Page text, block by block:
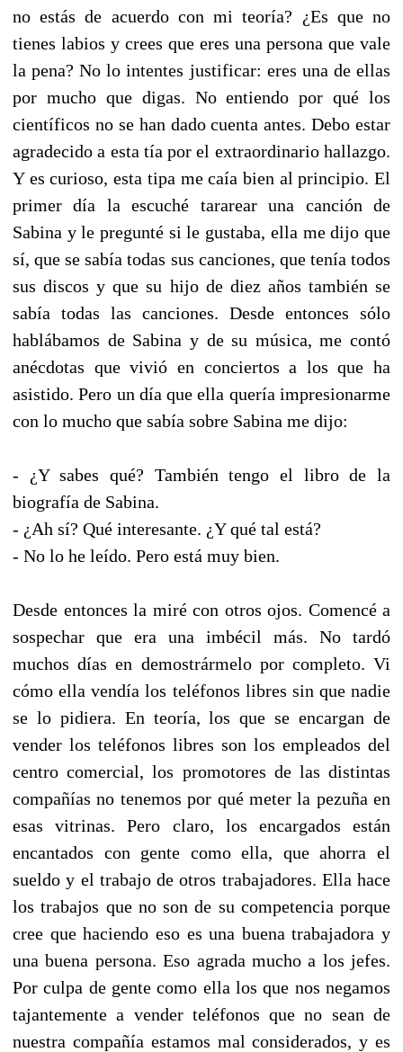
no estás de acuerdo con mi teoría? ¿Es que no
tienes labios y crees que eres una persona que vale
la pena? No lo intentes justificar: eres una de ellas
por mucho que digas. No entiendo por qué los
científicos no se han dado cuenta antes. Debo estar
agradecido a esta tía por el extraordinario hallazgo.
Y es curioso, esta tipa me caía bien al principio. El
primer día la escuché tararear una canción de
Sabina y le pregunté si le gustaba, ella me dijo que
sí, que se sabía todas sus canciones, que tenía todos
sus discos y que su hijo de diez años también se
sabía todas las canciones. Desde entonces sólo
hablábamos de Sabina y de su música, me contó
anécdotas que vivió en conciertos a los que ha
asistido. Pero un día que ella quería impresionarme
con lo mucho que sabía sobre Sabina me dijo:
- ¿Y sabes qué? También tengo el libro de la
biografía de Sabina.
- ¿Ah sí? Qué interesante. ¿Y qué tal está?
- No lo he leído. Pero está muy bien.
Desde entonces la miré con otros ojos. Comencé a
sospechar que era una imbécil más. No tardó
muchos días en demostrármelo por completo. Vi
cómo ella vendía los teléfonos libres sin que nadie
se lo pidiera. En teoría, los que se encargan de
vender los teléfonos libres son los empleados del
centro comercial, los promotores de las distintas
compañías no tenemos por qué meter la pezuña en
esas vitrinas. Pero claro, los encargados están
encantados con gente como ella, que ahorra el
sueldo y el trabajo de otros trabajadores. Ella hace
los trabajos que no son de su competencia porque
cree que haciendo eso es una buena trabajadora y
una buena persona. Eso agrada mucho a los jefes.
Por culpa de gente como ella los que nos negamos
tajantemente a vender teléfonos que no sean de
nuestra compañía estamos mal considerados, y es